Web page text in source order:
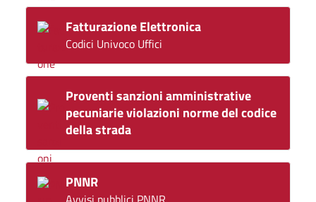
Fatturazione Elettronica
Codici Univoco Uffici
Proventi sanzioni amministrative
pecuniarie violazioni norme del codice
della strada
PNNR